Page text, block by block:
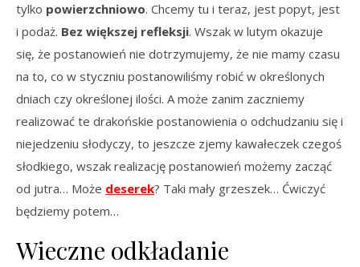
tylko powierzchniowo. Chcemy tu i teraz, jest popyt, jest
i podaż. Bez większej refleksji. Wszak w lutym okazuje
się, że postanowień nie dotrzymujemy, że nie mamy czasu
na to, co w styczniu postanowiliśmy robić w określonych
dniach czy określonej ilości. A może zanim zaczniemy
realizować te drakońskie postanowienia o odchudzaniu się i
niejedzeniu słodyczy, to jeszcze zjemy kawałeczek czegoś
słodkiego, wszak realizację postanowień możemy zacząć
od jutra… Może deserek? Taki mały grzeszek… Ćwiczyć
będziemy potem…
Wieczne odkładanie